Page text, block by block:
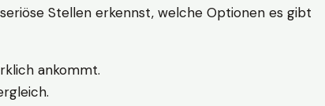
Stellen erkennst, welche Optionen es gibt
ankommt.